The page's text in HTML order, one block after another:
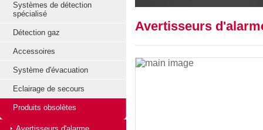
Systèmes de détection
spécialisé
Détection gaz
Accessoires
Système d'évacuation
Eclairage de secours
Produits obsolètes
Avertisseurs